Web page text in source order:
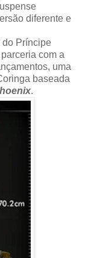
diferente e
do Príncipe
com a
uma
baseada
.